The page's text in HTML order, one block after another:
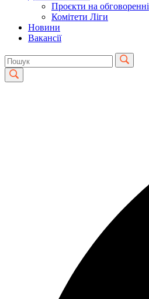
Проєкти на обговоренні
Комітети Ліги
Новини
Вакансії